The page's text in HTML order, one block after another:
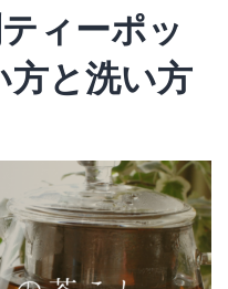
ィーポッ
方と洗い方